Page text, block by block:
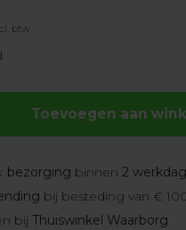
btw
Toevoegen aan
bezorging binnen2
bij besteding van €
bijThuiswinkel Waarborg